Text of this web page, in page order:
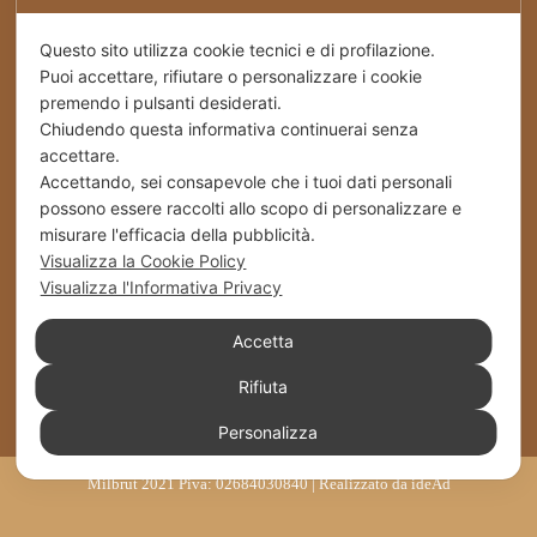
Privacy Policy
Spedizioni
Cookies
Stabilimento – Milbrut Dolce Passione di Famiglia
c/da Cappuccini – Messer Rinaldo SS 576 Naro
(Ag) Italy
+39 0922 835464
info@milbrut.com
Milbrut 2021 Piva: 02684030840 | Realizzato daideAd
Questo sito utilizza cookie tecnici e di profilazione.
Puoi accettare, rifiutare o personalizzare i cookie
premendo i pulsanti desiderati.
Chiudendo questa informativa continuerai senza
accettare.
Accettando, sei consapevole che i tuoi dati personali
possono essere raccolti allo scopo di personalizzare e
misurare l'efficacia della pubblicità.
Visualizza la Cookie Policy
Visualizza l'Informativa Privacy
Accetta
Rifiuta
Personalizza